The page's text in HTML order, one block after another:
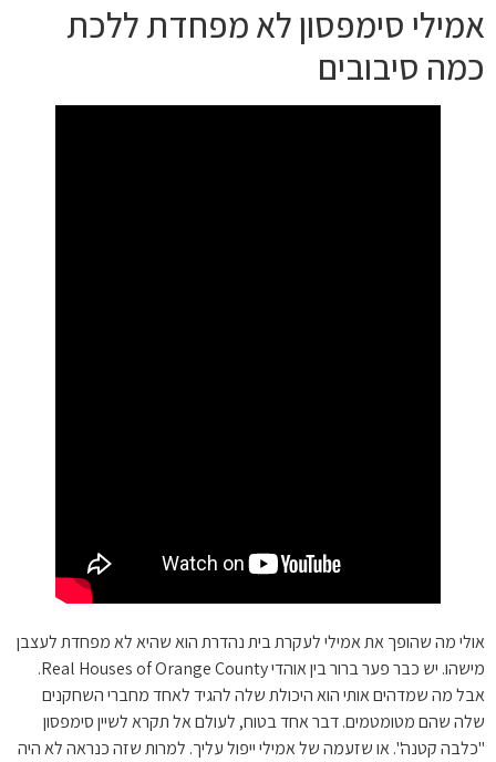
אמילי סימפסון לא מפחדת ללכת
כמה סיבובים
אולי מה שהופך את אמילי לעקרת בית נהדרת הוא שהיא לא מפחדת לעצבן
מישהו. יש כבר פער ברור בין אוהדי Real Houses of Orange County.
אבל מה שמדהים אותי הוא היכולת שלה להגיד לאחד מחברי השחקנים
שלה שהם מטומטמים. דבר אחד בטוח, לעולם אל תקרא לשיין סימפסון
"כלבה קטנה". או שזעמה של אמילי ייפול עליך. למרות שזה כנראה לא היה